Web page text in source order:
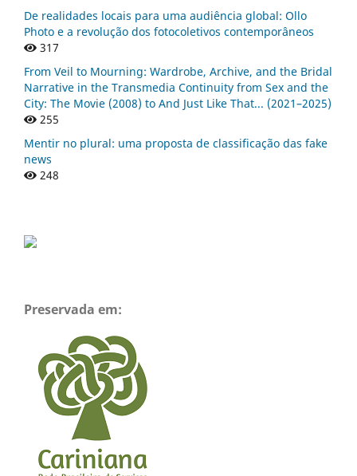
De realidades locais para uma audiência global: Ollo
Photo e a revolução dos fotocoletivos contemporâneos
317
From Veil to Mourning: Wardrobe, Archive, and the Bridal
Narrative in the Transmedia Continuity from Sex and the
City: The Movie (2008) to And Just Like That... (2021–2025)
255
Mentir no plural: uma proposta de classificação das fake
news
248
Preservada em: